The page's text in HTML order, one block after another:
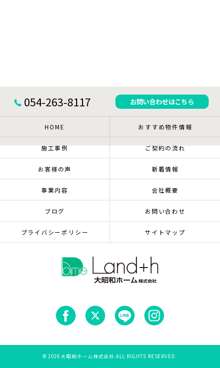
054-263-8117 お問い合わせはこちら
HOME おすすめ物件情報
施工事例 ご契約の流れ
お客様の声 新着情報
事業内容 会社概要
ブログ お問い合わせ
プライバシーポリシー サイトマップ
© 2026 大昭和ホーム株式会社 ALL RIGHTS RESERVED.